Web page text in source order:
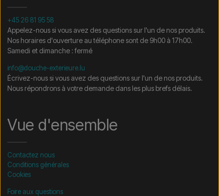
+45 26 81 95 58
Appelez-nous si vous avez des questions sur l'un de nos produits.
Nos horaires d'ouverture au téléphone sont de 9h00 à 17h00.
Samedi et dimanche : fermé
info@douche-exterieure.lu
Écrivez-nous si vous avez des questions sur l'un de nos produits.
Nous répondrons à votre demande dans les plus brefs délais.
Vue d'ensemble
Contactez nous
Conditions générales
Cookies
Foire aux questions